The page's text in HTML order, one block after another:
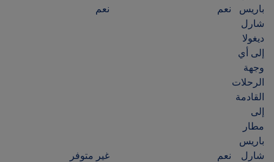
باريس
شارل
ديغولا
إلى أي
وجهة
نعم نعم
الرحلات
القادمة
إلى
مطار
باريس
شارل
نعم غير متوفر